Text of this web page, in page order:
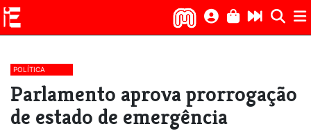
POLÍTICA
Parlamento aprova prorrogação
de estado de emergência